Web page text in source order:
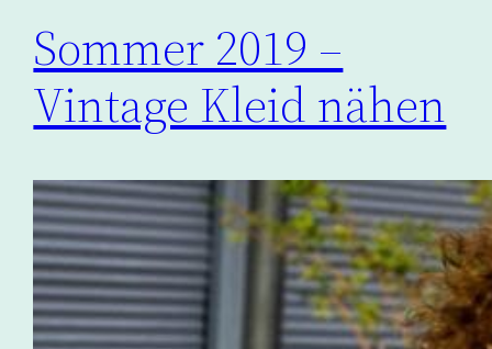
Sommer 2019 –
Vintage Kleid nähen